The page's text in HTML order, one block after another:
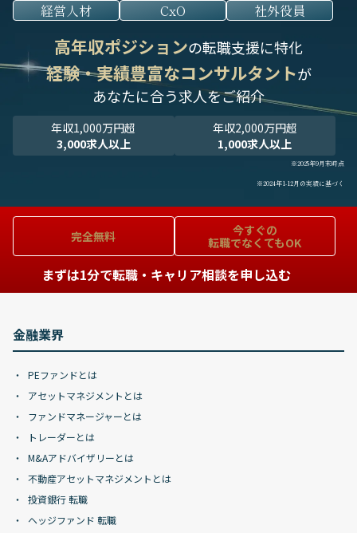
経営人材 CxO 社外役員
高年収ポジションの転職支援に特化
経験・実績豊富なコンサルタントが
あなたに合う求人をご紹介
年収1,000万円超
3,000求人以上
年収2,000万円超
1,000求人以上
※2025年9月末時点
※2024年1-12月の実績に基づく
完全無料
今すぐの
転職でなくてもOK
まずは1分で転職・キャリア相談を申し込む
金融業界
PEファンドとは
アセットマネジメントとは
ファンドマネージャーとは
トレーダーとは
M&Aアドバイザリーとは
不動産アセットマネジメントとは
投資銀行 転職
ヘッジファンド 転職